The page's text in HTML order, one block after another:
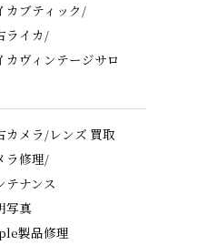
カブティック/
ライカ/
カヴィンテージサロ
カメラ/レンズ 買取
ラ修理/
テナンス
写真
製品修理